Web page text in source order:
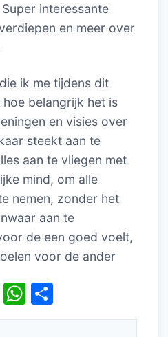
interessante
en meer over
ik me tijdens dit
belangrijk het is
en visies over
steekt aan te
aan te vliegen met
mind, om alle
nemen, zonder het
aan te
de een goed voelt,
voor de ander
Li W
h el